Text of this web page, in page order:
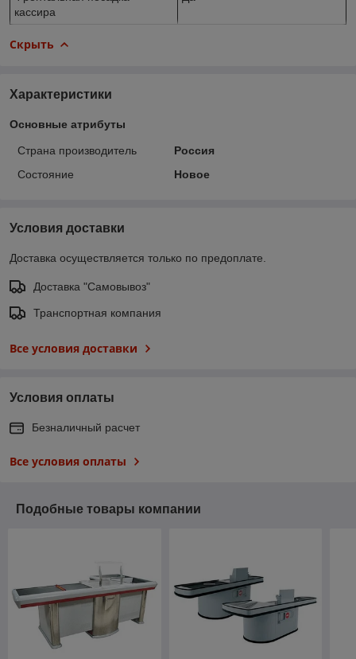
кассира
Скрыть
Характеристики
Основные атрибуты
Страна производитель
Россия
Состояние
Новое
Условия доставки
Доставка осуществляется только по предоплате.
Доставка "Самовывоз"
Транспортная компания
Все условия доставки
Условия оплаты
Безналичный расчет
Все условия оплаты
Подобные товары компании